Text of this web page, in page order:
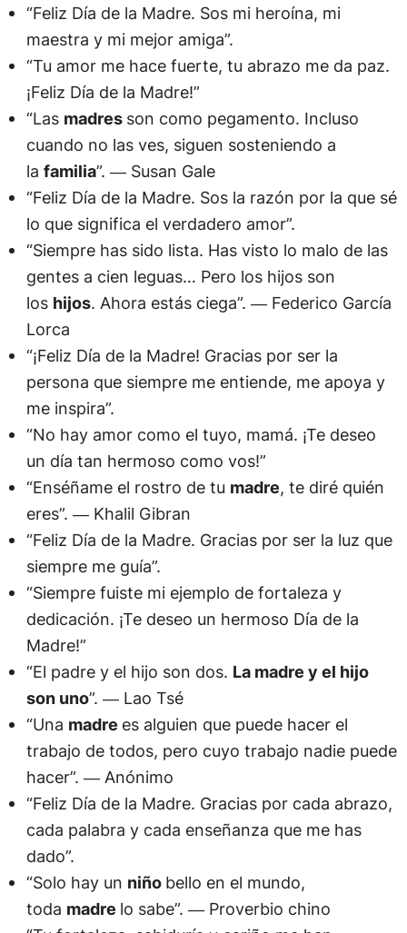
“Feliz Día de la Madre. Sos mi heroína, mi
maestra y mi mejor amiga”.
“Tu amor me hace fuerte, tu abrazo me da paz.
¡Feliz Día de la Madre!”
“Las madres son como pegamento. Incluso
cuando no las ves, siguen sosteniendo a
la familia”. ― Susan Gale
“Feliz Día de la Madre. Sos la razón por la que sé
lo que significa el verdadero amor”.
“Siempre has sido lista. Has visto lo malo de las
gentes a cien leguas… Pero los hijos son
los hijos. Ahora estás ciega”. ― Federico García
Lorca
“¡Feliz Día de la Madre! Gracias por ser la
persona que siempre me entiende, me apoya y
me inspira”.
“No hay amor como el tuyo, mamá. ¡Te deseo
un día tan hermoso como vos!”
“Enséñame el rostro de tu madre, te diré quién
eres”. ― Khalil Gibran
“Feliz Día de la Madre. Gracias por ser la luz que
siempre me guía”.
“Siempre fuiste mi ejemplo de fortaleza y
dedicación. ¡Te deseo un hermoso Día de la
Madre!”
“El padre y el hijo son dos. La madre y el hijo
son uno”. ― Lao Tsé
“Una madre es alguien que puede hacer el
trabajo de todos, pero cuyo trabajo nadie puede
hacer”. ― Anónimo
“Feliz Día de la Madre. Gracias por cada abrazo,
cada palabra y cada enseñanza que me has
dado”.
“Solo hay un niño bello en el mundo,
toda madre lo sabe”. ― Proverbio chino